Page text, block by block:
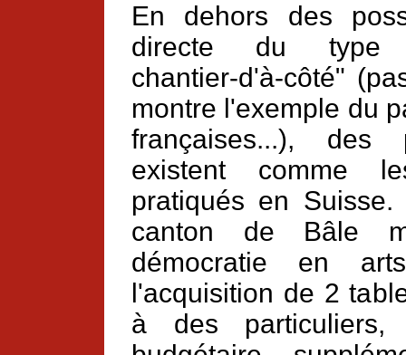
En dehors des
directe du type
chantier-d'à-côté"
montre l'exemple du
françaises...), des
existent comme
pratiqués en
canton de Bâle
démocratie en
l'acquisition de 2
à des particuliers,